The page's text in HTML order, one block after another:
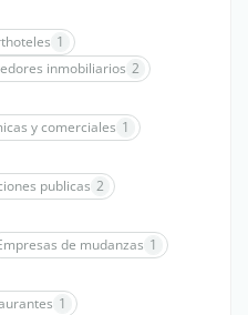
1
inmobiliarios 2
y comerciales 1
publicas 2
de mudanzas 1
1